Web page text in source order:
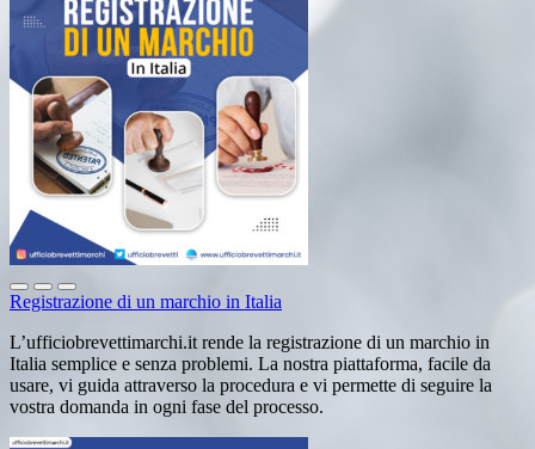
Registrazione di un marchio in Italia
L’ufficiobrevettimarchi.it rende la registrazione di un marchio in
Italia semplice e senza problemi. La nostra piattaforma, facile da
usare, vi guida attraverso la procedura e vi permette di seguire la
vostra domanda in ogni fase del processo.